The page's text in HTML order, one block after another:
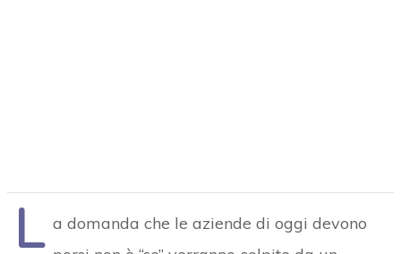
L a domanda che le aziende di oggi devono